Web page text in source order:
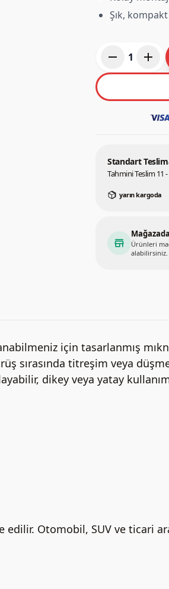
Şık,
remove 1 add
Standart
Tahmini Teslim 11
yarın kargoda
store
Ürünleri
alabilirsiniz.
için tasarlanmış
sırasında titreşim veya
dikey veya yatay
edilir. Otomobil, SUV ve ticari